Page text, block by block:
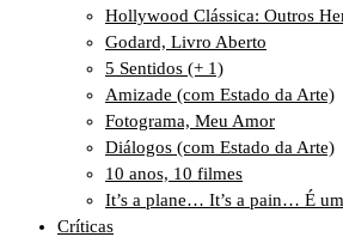
Hollywood Clássica: Outros
Godard, Livro Aberto
5 Sentidos (+ 1)
Amizade (com Estado da Arte)
Fotograma, Meu Amor
Diálogos (com Estado da Arte)
10 anos, 10 filmes
It’s a plane… It’s a pain… É
Críticas